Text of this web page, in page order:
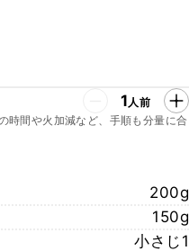
1人前
時間や火加減など、手順も分量に合
200g
150g
小さじ1